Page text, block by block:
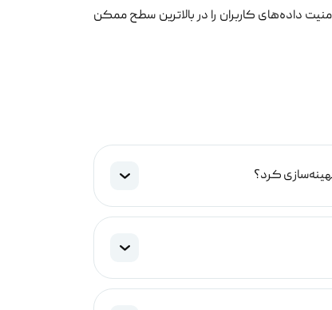
داده‌های کاربران را در بالاترین سطح ممکن